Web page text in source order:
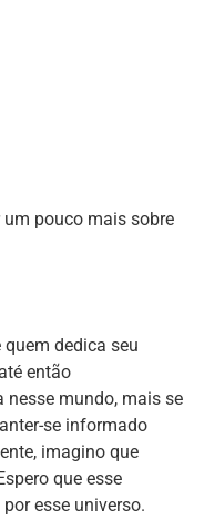
pouco mais sobre
dedica seu
então
mundo, mais se
se informado
imagino que
que esse
esse universo.